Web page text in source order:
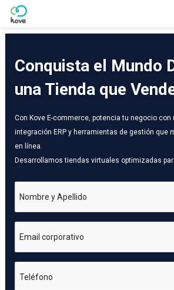
Skip to Main Content
Conquista el Mundo
una Tienda que
Con Kove E-commerce, potencia tu negocio con
integración ERP y herramientas de gestión que
en línea.
Desarrollamos tiendas virtuales optimizadas
Nombre y Apellido
Email corporativo
Teléfono